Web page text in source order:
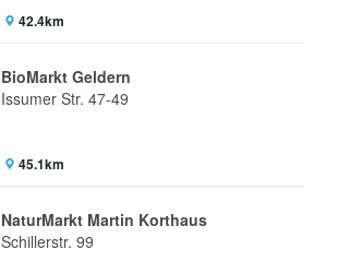
42.4km
BioMarkt Geldern
Issumer Str. 47-49
45.1km
NaturMarkt Martin Korthaus
Schillerstr. 99